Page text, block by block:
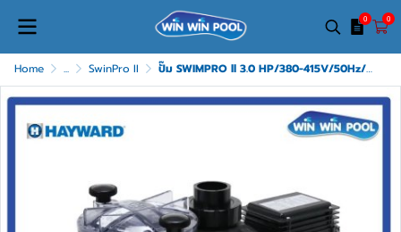
0 0
Home ... SwinPro II ปั๊ม SWIMPRO ll 3.0 HP/380-415V/50Hz/Port Size 2"